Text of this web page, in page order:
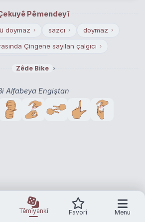
Pêmendeyî
doymaz › sazcı › doymaz ›
Çingene sayılan çalgıcı ›
Zêde Bike ›
Alfabeya Engiştan
Têmîyankî Favorî Menu